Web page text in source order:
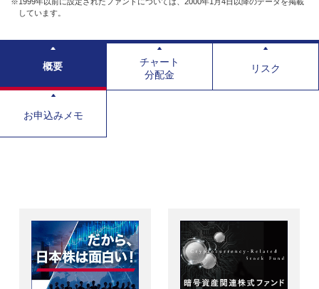
※1999年以前に設定されたファンドについては、2000年1月4日以降のデータを掲載
しています。
概要
チャート
分配金
リスク
お申込みメモ